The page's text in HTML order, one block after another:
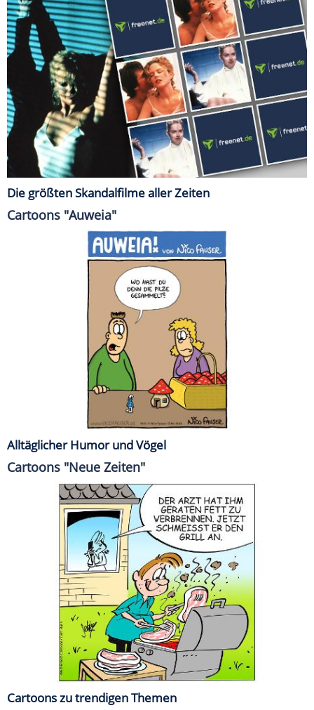
Die größten Skandalfilme aller Zeiten
Cartoons "Auweia"
Alltäglicher Humor und Vögel
Cartoons "Neue Zeiten"
Cartoons zu trendigen Themen